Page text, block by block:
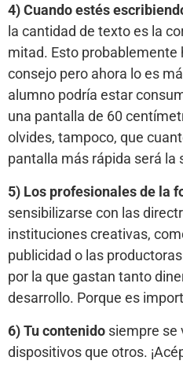
4) Cuando estés
la cantidad de texto es la
mitad. Esto probablemente
consejo pero ahora lo es
alumno podría estar
una pantalla de 60
olvides, tampoco, que
pantalla más rápida será la
5) Los profesionales de la
sensibilizarse con las
instituciones creativas,
publicidad o las
por la que gastan tanto
desarrollo. Porque es
6) Tu contenido siempre se
dispositivos que otros.